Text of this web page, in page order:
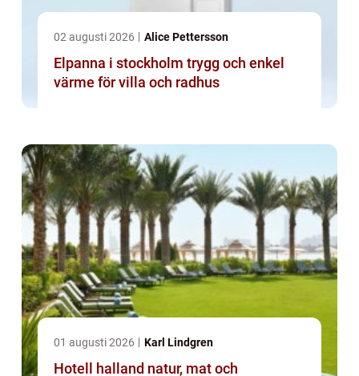
02 augusti 2026 Alice Pettersson
Elpanna i stockholm trygg och enkel
värme för villa och radhus
01 augusti 2026 Karl Lindgren
Hotell halland natur, mat och